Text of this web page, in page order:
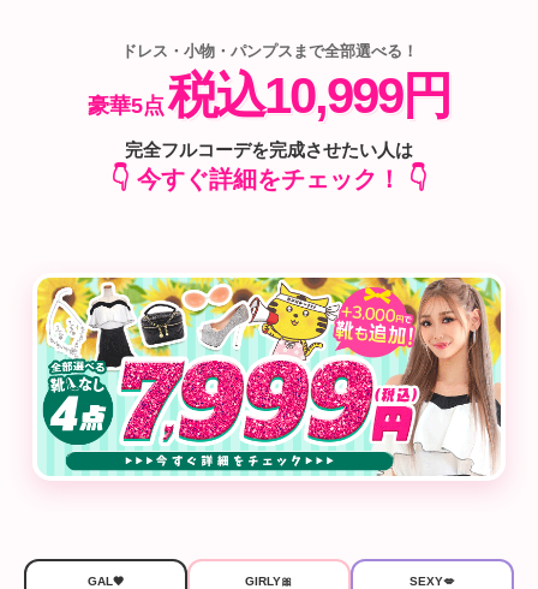
ドレス・小物・パンプスまで全部選べる！
豪華5点 税込10,999円
完全フルコーデを完成させたい人は
👇 今すぐ詳細をチェック！ 👇
GAL🖤 GIRLY🎀 SEXY💋